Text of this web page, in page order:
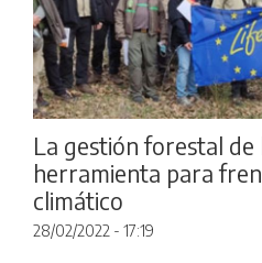
La gestión forestal
herramienta para
climático
28/02/2022 - 17:19